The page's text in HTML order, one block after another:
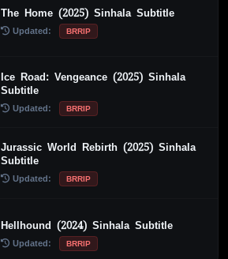
The Home (2025) Sinhala Subtitle
Updated: BRRIP
Ice Road: Vengeance (2025) Sinhala
Subtitle
Updated: BRRIP
Jurassic World Rebirth (2025) Sinhala
Subtitle
Updated: BRRIP
Hellhound (2024) Sinhala Subtitle
Updated: BRRIP